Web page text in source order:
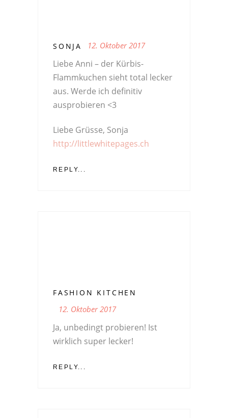
SONJA 12. Oktober 2017
Liebe Anni – der Kürbis-
Flammkuchen sieht total lecker
aus. Werde ich definitiv
ausprobieren <3
Liebe Grüsse, Sonja
http://littlewhitepages.ch
REPLY...
FASHION KITCHEN
12. Oktober 2017
Ja, unbedingt probieren! Ist
wirklich super lecker!
REPLY...